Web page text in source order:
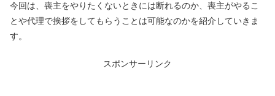
今回は、喪主をやりたくないときには断れるのか、喪主がやるこ
とや代理で挨拶をしてもらうことは可能なのかを紹介していきま
す。
スポンサーリンク